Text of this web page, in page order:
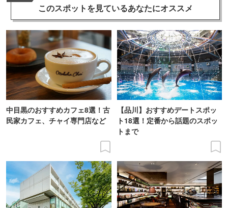
このスポットを見ているあなたにオススメ
中目黒のおすすめカフェ8選！古
民家カフェ、チャイ専門店など
【品川】おすすめデートスポッ
ト18選！定番から話題のスポッ
トまで